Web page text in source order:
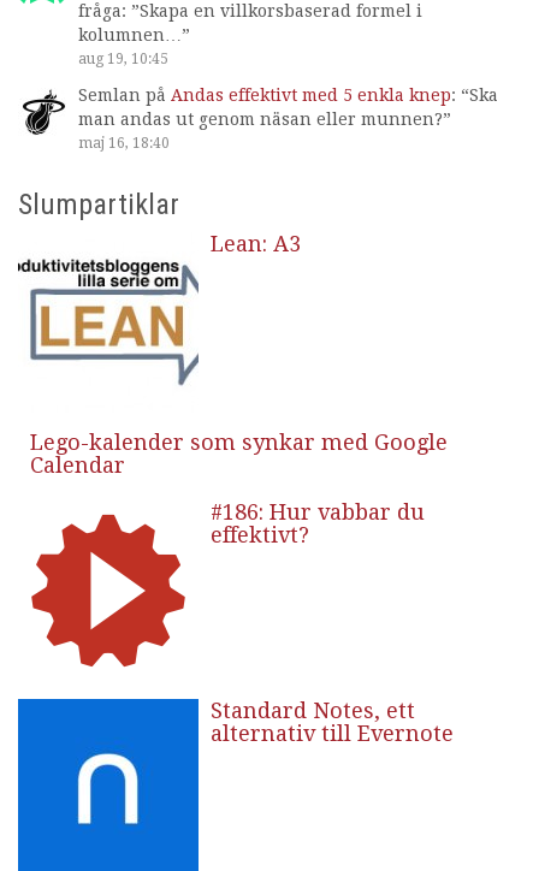
fråga: ”Skapa en villkorsbaserad formel i
kolumnen…”
aug 19, 10:45
Semlan på Andas effektivt med 5 enkla knep: “Ska
man andas ut genom näsan eller munnen?”
maj 16, 18:40
Slumpartiklar
Lean: A3
Lego-kalender som synkar med Google
Calendar
#186: Hur vabbar du
effektivt?
Standard Notes, ett
alternativ till Evernote